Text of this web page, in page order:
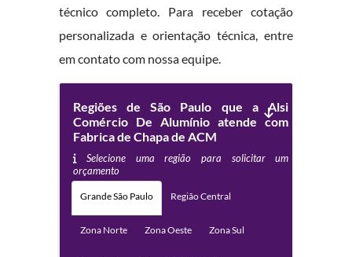
técnico completo. Para receber cotação
personalizada e orientação técnica, entre
em contato com nossa equipe.
Regiões de São Paulo que a Alsi
Comércio De Alumínio atende com
Fabrica de Chapa de ACM
Selecione uma região para solicitar um
orçamento
Grande São Paulo Região Central
Zona Norte Zona Oeste Zona Sul